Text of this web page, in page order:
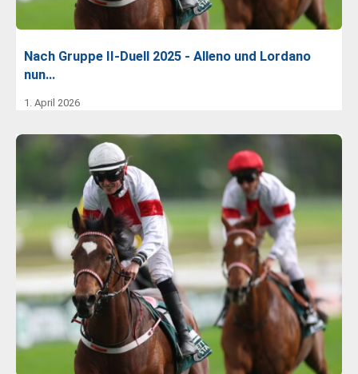
Nach Gruppe II-Duell 2025 - Alleno und Lordano
nun…
1. April 2026